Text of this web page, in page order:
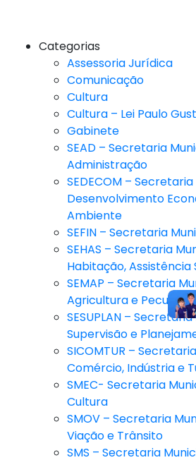
Categorias
Assessoria Jurídica
Comunicação
Cultura
Cultura – Lei Paulo
Gabinete
SEAD – Secretaria
Administração
SEDECOM –
Desenvolvimento
Ambiente
SEFIN – Secretaria
SEHAS – Secretaria
Habitação, Assistência
SEMAP – Secretaria
Agricultura e Pecuária
SESUPLAN –
Supervisão e
SICOMTUR –
Comércio, Indústria e
SMEC- Secretaria
Cultura
SMOV – Secretaria
Viação e Trânsito
SMS – Secretaria